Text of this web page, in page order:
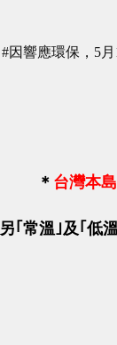
#因響應環保，5
＊ 台灣本島
另｢ 常溫 ｣及｢ 低溫